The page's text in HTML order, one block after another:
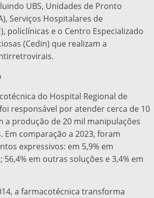
UBS, Unidades de Pronto
Serviços Hospitalares de
policlínicas e o Centro Especializado
(Cedin) que realizam a
do Hospital Regional de
responsável por atender cerca de 10
a produção de 20 mil manipulações
Em comparação a 2023, foram
expressivos: em 5,9% em
em outras soluções e 3,4% em
a farmacotécnica transforma